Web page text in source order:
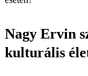
Nagy Ervin
kulturális